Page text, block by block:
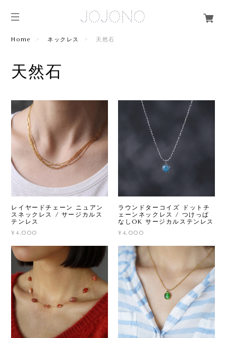
Home ネックレス 天然石
天然石
レイヤードチェーン ニュアン
スネックレス / サージカルス
テンレス
¥4,000
ラウンドターコイズ ドットチ
ェーンネックレス / つけっぱ
なしOK サージカルステンレス
¥4,000